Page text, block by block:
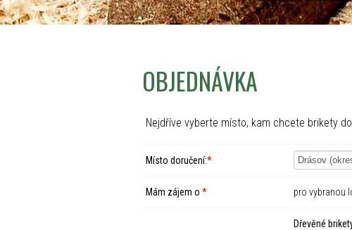
OBJEDNÁVKA
Nejdříve vyberte místo, kam chcete brikety
Místo doručení:*
Mám zájem o * pro vybranou
Dřevěné